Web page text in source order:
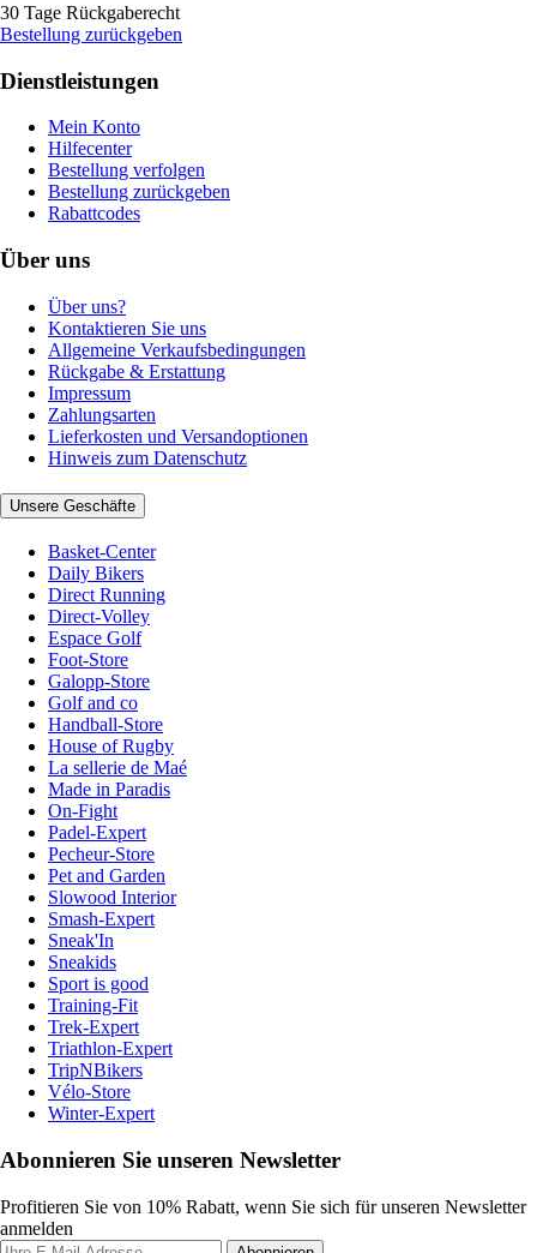
30 Tage Rückgaberecht
Bestellung zurückgeben
Dienstleistungen
Mein Konto
Hilfecenter
Bestellung verfolgen
Bestellung zurückgeben
Rabattcodes
Über uns
Über uns?
Kontaktieren Sie uns
Allgemeine Verkaufsbedingungen
Rückgabe & Erstattung
Impressum
Zahlungsarten
Lieferkosten und Versandoptionen
Hinweis zum Datenschutz
Unsere Geschäfte
Basket-Center
Daily Bikers
Direct Running
Direct-Volley
Espace Golf
Foot-Store
Galopp-Store
Golf and co
Handball-Store
House of Rugby
La sellerie de Maé
Made in Paradis
On-Fight
Padel-Expert
Pecheur-Store
Pet and Garden
Slowood Interior
Smash-Expert
Sneak'In
Sneakids
Sport is good
Training-Fit
Trek-Expert
Triathlon-Expert
TripNBikers
Vélo-Store
Winter-Expert
Abonnieren Sie unseren Newsletter
Profitieren Sie von 10% Rabatt, wenn Sie sich für unseren Newsletter
anmelden